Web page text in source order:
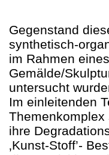
Gegenstand
synthetisch-
im Rahmen
Gemälde/
untersucht
Im einleitenden
ihre
‚Kunst-Stoff’-